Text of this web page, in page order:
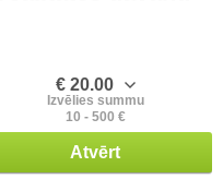
€ 20.00
Izvēlies summu
10 - 500 €
Atvērt